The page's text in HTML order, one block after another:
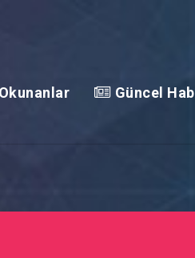
Güncel